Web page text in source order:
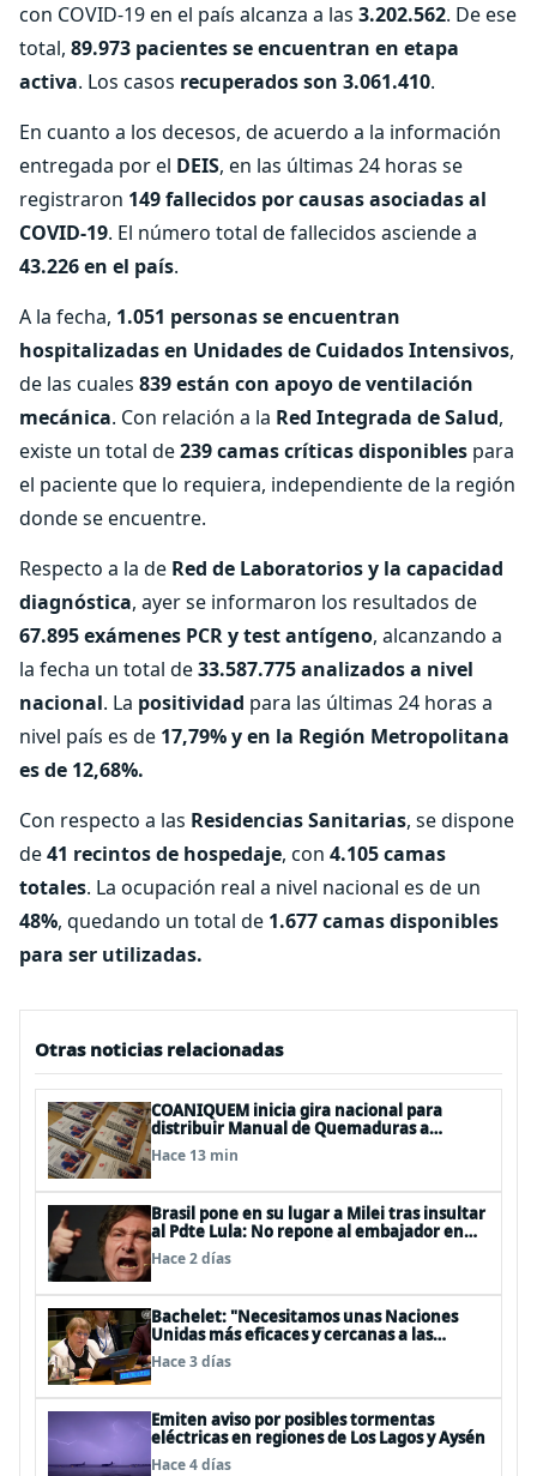
con COVID-19 en el país alcanza a las 3.202.562. De ese
total, 89.973 pacientes se encuentran en etapa
activa. Los casos recuperadosson 3.061.410.
En cuanto a los decesos, de acuerdo a la información
entregada por el DEIS, en las últimas 24 horas se
registraron 149 fallecidos por causas asociadas al
COVID-19. El número total de fallecidos asciende a
43.226 en el país.
A la fecha, 1.051 personas se encuentran
hospitalizadas en Unidades de Cuidados Intensivos,
de las cuales 839 están con apoyo de ventilación
mecánica. Con relación a la Red Integrada de Salud,
existe un total de239 camas críticas disponibles para
el paciente que lo requiera, independiente de la región
donde se encuentre.
Respecto a la de Red de Laboratorios y la capacidad
diagnóstica, ayer se informaron los resultados de
67.895 exámenes PCR y test antígeno, alcanzando a
la fecha un total de33.587.775 analizados a nivel
nacional. La positividad para las últimas 24 horas a
nivel país es de 17,79% y en la Región Metropolitana
es de 12,68%.
Con respecto a las Residencias Sanitarias, se dispone
de41 recintos de hospedaje, con 4.105 camas
totales. La ocupación real a nivel nacional es de un
48%, quedando un total de 1.677 camas disponibles
para ser utilizadas.
Otras noticias relacionadas
COANIQUEM inicia gira nacional para
distribuir Manual de Quemaduras a
profesionales de la salud
Hace 13 min
Brasil pone en su lugar a Milei tras insultar
al Pdte Lula: No repone al embajador en
BBSS y rebaja la relación bilateral
Hace 2 días
Bachelet: "Necesitamos unas Naciones
Unidas más eficaces y cercanas a las
personas"
Hace 3 días
Emiten aviso por posibles tormentas
eléctricas en regiones de Los Lagos y Aysén
Hace 4 días